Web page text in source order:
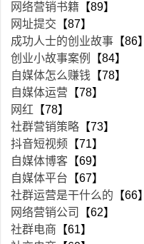
网络营销书籍 【89】
网址提交 【87】
成功人士的创业故事 【86】
创业小故事案例
【84】
自媒体怎么赚钱 【78】
自媒体运营 【78】
网红 【78】
社群营销策略 【73】
抖音短视频 【71】
自媒体博客 【69】
自媒体平台 【67】
社群运营是干什么的 【66】
网络营销公司
【62】
社群电商 【61】